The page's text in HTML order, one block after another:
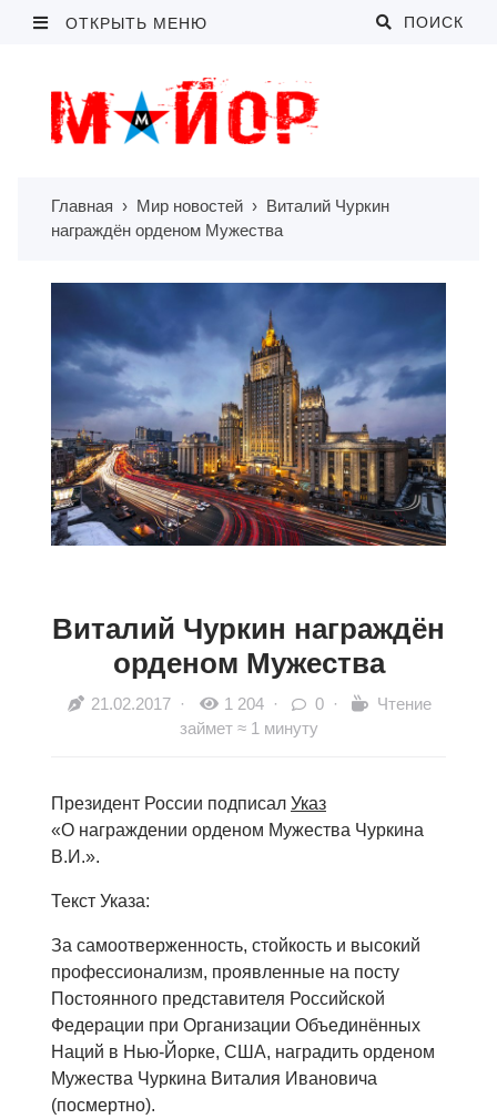
ОТКРЫТЬ МЕНЮ ПОИСК
Главная › Мир новостей › Виталий Чуркин
награждён орденом Мужества
Виталий Чуркин награждён
орденом Мужества
21.02.2017 · 1 204 · 0 ·
Чтение
займет ≈ 1 минуту
Президент России подписал Указ
«О награждении орденом Мужества Чуркина
В.И.».
Текст Указа:
За самоотверженность, стойкость и высокий
профессионализм, проявленные на посту
Постоянного представителя Российской
Федерации при Организации Объединённых
Наций в Нью-Йорке, США, наградить орденом
Мужества Чуркина Виталия Ивановича
(посмертно).